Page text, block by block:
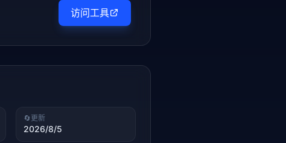
访问工具
🔄更新
2026/8/5